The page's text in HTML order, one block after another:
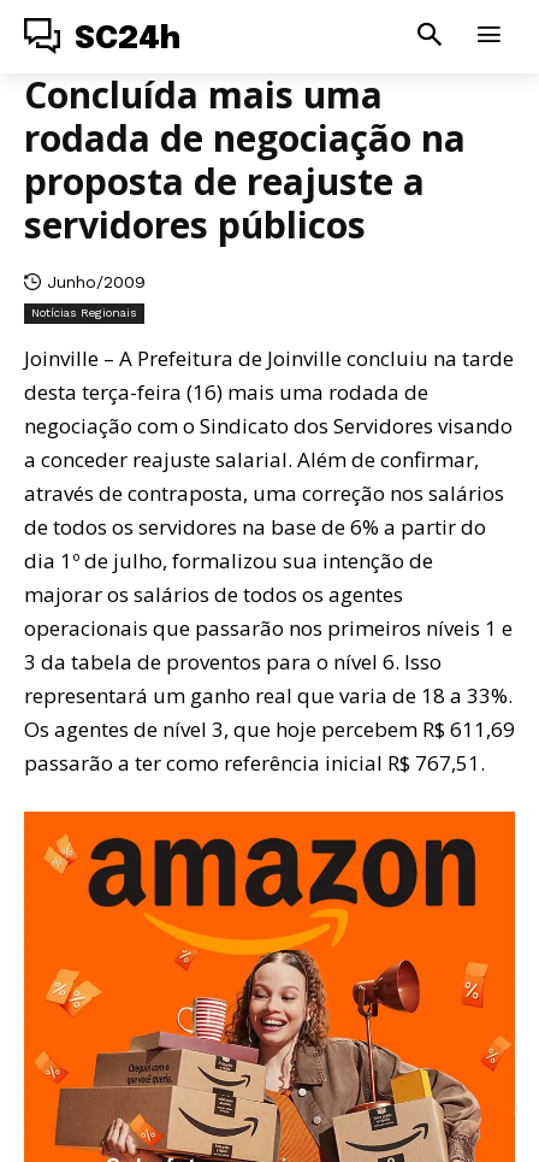
SC24h
Concluída mais uma
rodada de negociação na
proposta de reajuste a
servidores públicos
Junho/2009
Notícias Regionais
Joinville – A Prefeitura de Joinville concluiu na tarde
desta terça-feira (16) mais uma rodada de
negociação com o Sindicato dos Servidores visando
a conceder reajuste salarial. Além de confirmar,
através de contraposta, uma correção nos salários
de todos os servidores na base de 6% a partir do
dia 1º de julho, formalizou sua intenção de
majorar os salários de todos os agentes
operacionais que passarão nos primeiros níveis 1 e
3 da tabela de proventos para o nível 6. Isso
representará um ganho real que varia de 18 a 33%.
Os agentes de nível 3, que hoje percebem R$ 611,69
passarão a ter como referência inicial R$ 767,51.